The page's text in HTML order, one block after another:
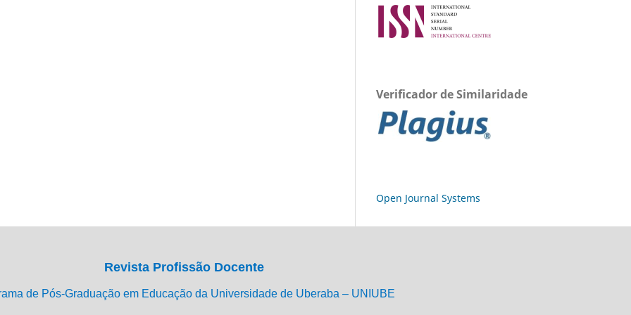
Verificador de Similaridade
Open Journal Systems
Revista Profissão Docente
de Pós-Graduação em Educação da Universidade de Uberaba – UNIUBE